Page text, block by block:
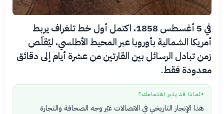
في 5 أغسطس 1858، اكتمل أول خط تلغراف يربط
أمريكا الشمالية بأوروبا عبر المحيط الأطلسي، ليُقلّص
زمن تبادل الرسائل بين القارتين من عشرة أيام إلى دقائق
معدودة فقط.
● لماذا قد يثير اهتمامك؟
هذا الإنجاز التاريخي في الاتصالات غيّر وجه الصحافة والتجارة